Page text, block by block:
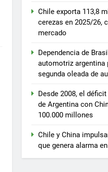
Chile exporta 113,8
cerezas en 2025/26,
mercado
Dependencia de
automotriz argentina
segunda oleada de
Desde 2008, el
de Argentina con
100.000 millones
Chile y China
que genera alarma